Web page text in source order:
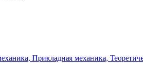
Прикладная механика,